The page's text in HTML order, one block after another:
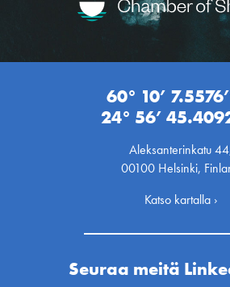
60° 10’
24° 56’
Aleksanterinkatu
00100 Helsinki,
Katso kartalla ›
Seuraa meitä